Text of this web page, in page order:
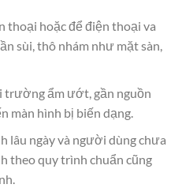
thoại hoặc để điện thoại va
sùi, thô nhám như mặt sàn,
trường ẩm ướt, gần nguồn
màn hình bị biến dạng.
lâu ngày và người dùng chưa
theo quy trình chuẩn cũng